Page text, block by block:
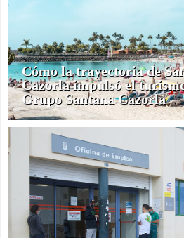
Cómo la trayectoria de
Cazorla impulsó el
Grupo Santana Cazorla